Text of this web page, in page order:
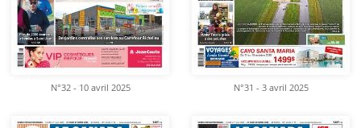
N°32 - 10 avril 2025 N°31 - 3 avril 2025